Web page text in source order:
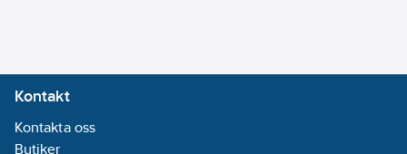
Kontakt
Kontakta oss
Butiker